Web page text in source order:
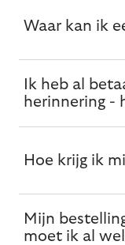
Waar kan ik
Ik heb al
herinnering -
Hoe krijg ik
Mijn
moet ik al